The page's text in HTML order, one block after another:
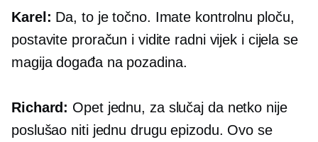
Karel: Da, to je točno. Imate kontrolnu ploču,
postavite proračun i vidite radni vijek i cijela se
magija događa na pozadina.
Richard: Opet jednu, za slučaj da netko nije
poslušao niti jednu drugu epizodu. Ovo se